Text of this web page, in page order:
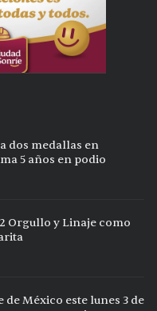
dos medallas en
5 años en podio
Orgullo y Linaje como
México este lunes 3 de